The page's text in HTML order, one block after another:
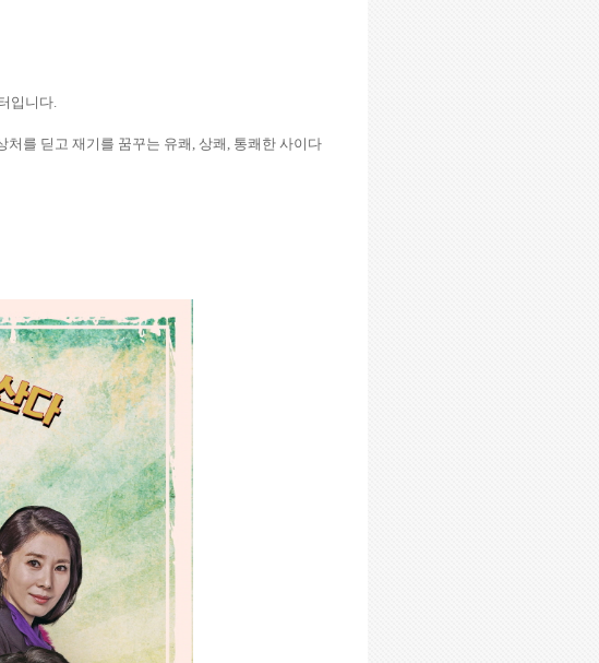
입니다.
처를 딛고 재기를 꿈꾸는 유쾌 , 상쾌 , 통쾌한 사이다